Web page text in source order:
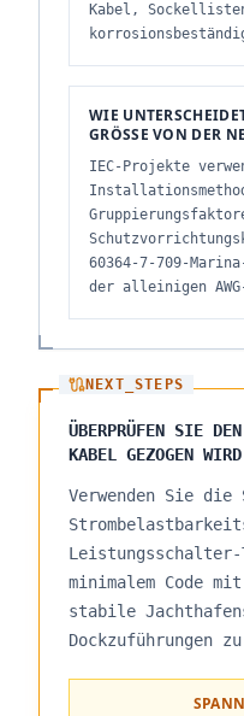
Kabel,
WIE
GRÖSSE VON DER
IEC-Projekte
60364-7-709-
der alleinigen
NEXT_STEPS
ÜBERPRÜFEN SIE
KABEL GEZOGEN WIRD
Verwenden Sie die
minimalem Code
stabile
Dockzuführungen